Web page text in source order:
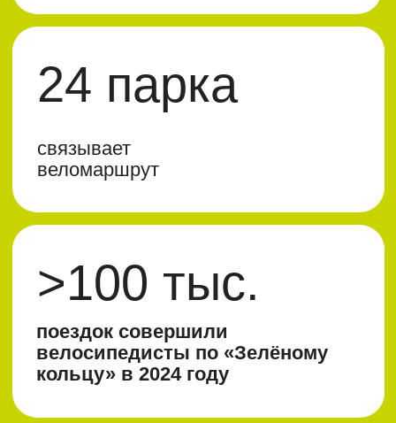
Схема веломаршрута
Кликните по схеме, чтобы увеличить